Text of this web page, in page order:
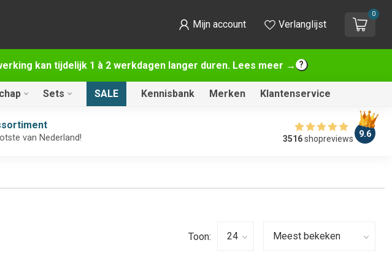
kan tijdelijk 1 à 2 werkdagen langer duren. Lees meer →
Mijn account Verlanglijst
0
Sets SALE Kennisbank Merken Klantenservice
van Nederland! 3516shopreviews 9.6
Toon: